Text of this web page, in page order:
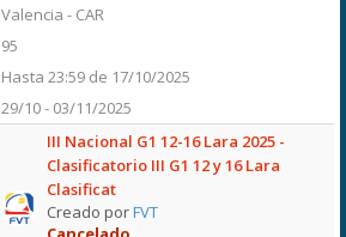
Valencia - CAR
95
Hasta 23:59 de 17/10/2025
29/10 - 03/11/2025
III Nacional G1 12-16 Lara 2025 -
Clasificatorio III G1 12 y 16 Lara
Clasificat
Creado porFVT